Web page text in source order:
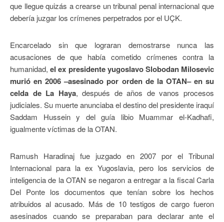
que llegue quizás a crearse un tribunal penal internacional que
debería juzgar los crímenes perpetrados por el UÇK.
Encarcelado sin que lograran demostrarse nunca las
acusaciones de que había cometido crímenes contra la
humanidad,el ex presidente yugoslavo Slobodan Milosevic
murió en 2006 –asesinado por orden de la OTAN– en su
celda de La Haya, después de años de vanos procesos
judiciales. Su muerte anunciaba el destino del presidente iraquí
Saddam Hussein y del guía libio Muammar el-Kadhafi,
igualmente víctimas de la OTAN.
Ramush Haradinaj fue juzgado en 2007 por el Tribunal
Internacional para la ex Yugoslavia, pero los servicios de
inteligencia de la OTAN se negaron a entregar a la fiscal Carla
Del Ponte los documentos que tenían sobre los hechos
atribuidos al acusado. Más de 10 testigos de cargo fueron
asesinados cuando se preparaban para declarar ante el